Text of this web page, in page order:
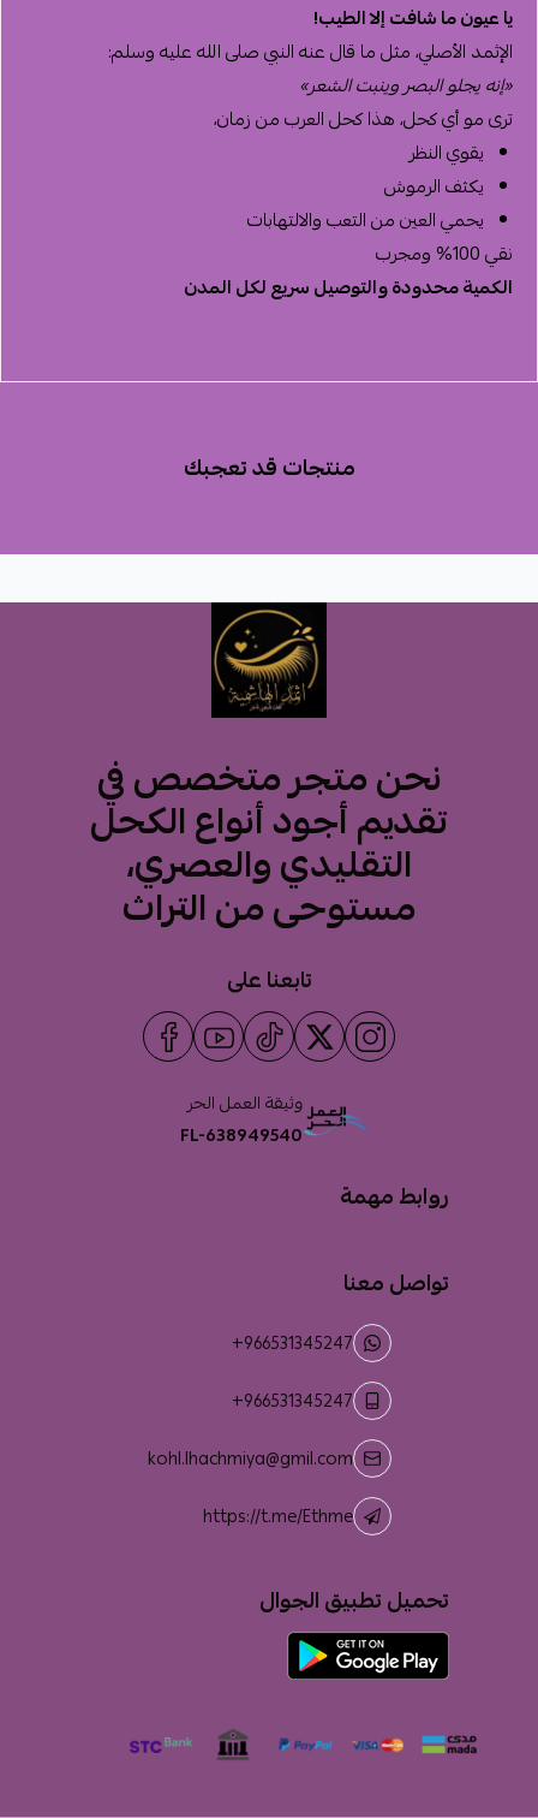
يا عيون ما شافت إلا الطيب!
الإثمد الأصلي، مثل ما قال عنه النبي صلى الله عليه وسلم:
«إنه يجلو البصر وينبت الشعر»
ترى مو أي كحل، هذا كحل العرب من زمان،
يقوي النظر
يكثف الرموش
يحمي العين من التعب والالتهابات
نقي 100% ومجرب
الكمية محدودة والتوصيل سريع لكل المدن
منتجات قد تعجبك
نحن متجر متخصص في
تقديم أجود أنواع الكحل
التقليدي والعصري،
مستوحى من التراث
تابعنا على
وثيقة العمل الحر
FL-638949540
روابط مهمة
تواصل معنا
+966531345247
+966531345247
kohl.lhachmiya@gmil.com
https://t.me/Ethme
تحميل تطبيق الجوال